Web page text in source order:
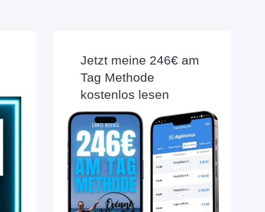
Jetzt meine 246€ am
Tag Methode
kostenlos lesen